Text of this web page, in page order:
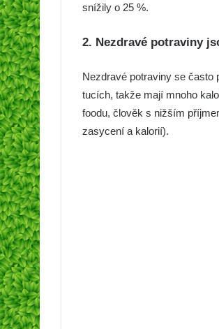
snížily o 25 %.
2. Nezdravé potraviny
Nezdravé potraviny se často
tucích, takže mají mnoho
foodu, člověk s nižším
zasycení a kalorií).